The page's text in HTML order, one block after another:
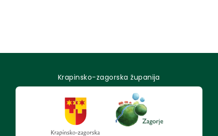
Krapinsko-zagorska županija